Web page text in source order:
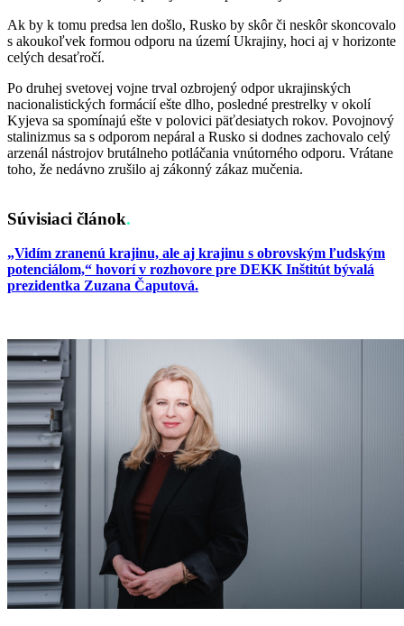
Ak by k tomu predsa len došlo, Rusko by skôr či neskôr skoncovalo
s akoukoľvek formou odporu na území Ukrajiny, hoci aj v horizonte
celých desaťročí.
Po druhej svetovej vojne trval ozbrojený odpor ukrajinských
nacionalistických formácií ešte dlho, posledné prestrelky v okolí
Kyjeva sa spomínajú ešte v polovici päťdesiatych rokov. Povojnový
stalinizmus sa s odporom nepáral a Rusko si dodnes zachovalo celý
arzenál nástrojov brutálneho potláčania vnútorného odporu. Vrátane
toho, že nedávno zrušilo aj zákonný zákaz mučenia.
Súvisiaci článok.
„Vidím zranenú krajinu, ale aj krajinu s obrovským ľudským
potenciálom,“ hovorí v rozhovore pre DEKK Inštitút bývalá
prezidentka Zuzana Čaputová.